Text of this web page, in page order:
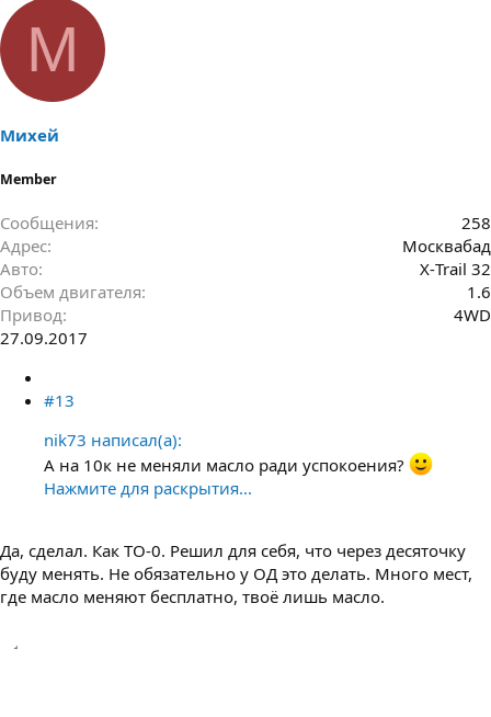
М
Михей
Member
Сообщения
258
Адрес
Москвабад
Авто
Х-Trail 32
Объем двигателя
1.6
Привод
4WD
27.09.2017
#13
nik73 написал(а):
А на 10к не меняли масло ради успокоения?
Нажмите для раскрытия...
Да, сделал. Как ТО-0. Решил для себя, что через десяточку
буду менять. Не обязательно у ОД это делать. Много мест,
где масло меняют бесплатно, твоё лишь масло.